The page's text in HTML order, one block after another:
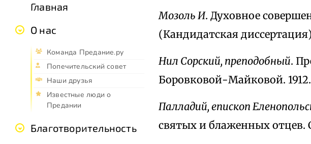
Главная
О нас
Команда Предание.ру
Попечительский совет
Наши друзья
Известные люди о
Предании
Благотворительность
Мозоль И. Духовное
(Кандидатская
Нил Сорский, преподобный.
Боровковой-Майковой. 1912.
Палладий, епископ
святых и блаженных отцев.